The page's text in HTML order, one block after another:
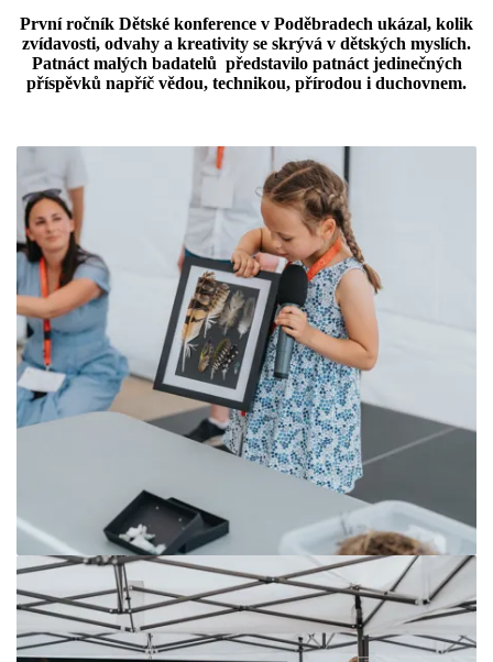
První ročník Dětské konference v Poděbradech ukázal, kolik
zvídavosti, odvahy a kreativity se skrývá v dětských myslích.
Patnáct malých badatelů představilo patnáct jedinečných
příspěvků napříč vědou, technikou, přírodou i duchovnem.